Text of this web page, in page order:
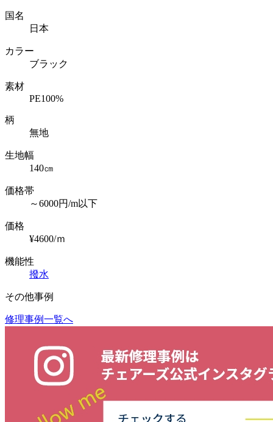
国名
日本
カラー
ブラック
素材
PE100%
柄
無地
生地幅
140㎝
価格帯
～6000円/m以下
価格
¥4600/ｍ
機能性
撥水
その他事例
投
修理事例一覧へ